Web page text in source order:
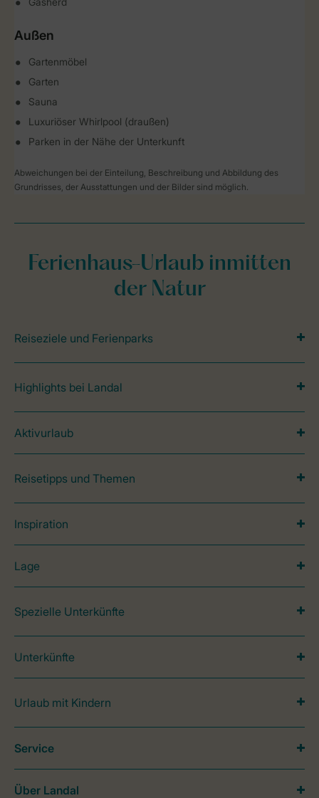
Außen
Gartenmöbel
Garten
Sauna
Luxuriöser Whirlpool (draußen)
Parken in der Nähe der Unterkunft
Abweichungen bei der Einteilung, Beschreibung und Abbildung des
Grundrisses, der Ausstattungen und der Bilder sind möglich.
Ferienhaus-Urlaub inmitten
der Natur
Reiseziele und Ferienparks
Highlights bei Landal
Aktivurlaub
Reisetipps und Themen
Inspiration
Lage
Spezielle Unterkünfte
Unterkünfte
Urlaub mit Kindern
Service
Über Landal